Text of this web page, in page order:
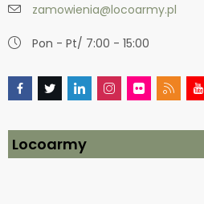
zamowienia@locoarmy.pl
Pon - Pt/ 7:00 - 15:00
Locoarmy